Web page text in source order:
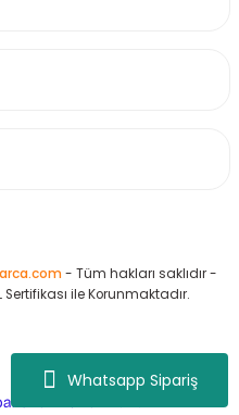
Whatsapp Sipariş
- Tüm hakları saklıdır -
ile Korunmaktadır.